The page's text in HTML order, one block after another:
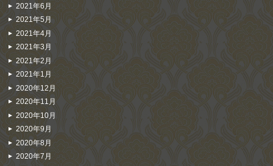
2021年6月
2021年5月
2021年4月
2021年3月
2021年2月
2021年1月
2020年12月
2020年11月
2020年10月
2020年9月
2020年8月
2020年7月